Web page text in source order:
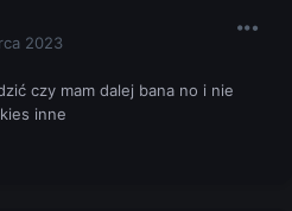
2023
czy mam dalej bana no i nie
inne